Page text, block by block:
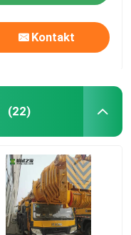
Kontakt
(22)